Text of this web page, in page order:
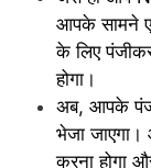
आपके सामने
के लिए
होगा।
अब, आपके
भेजा
करना होगा